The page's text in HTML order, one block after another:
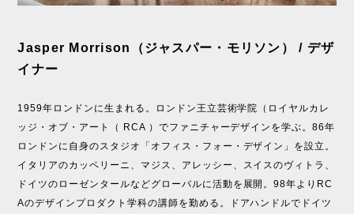
Jasper Morrison（ジャスパー・モリソン） / デザ
イナー
1959年ロンドンに生まれる。ロンドン王立芸術学院（ロイヤルカレ
ッジ・オブ・アート（ RCA ）でファニチャーデザインを学ぶ。86年
ロンドンに自身のスタジオ「オフィス・フォー・デザイン」を設立。
イタリアのカッペリーニ、マジス、アレッシー、スイスのヴィトラ、
ドイツのローゼンタールなどグローバルに活動を展開。98年よりRC
Aのデザインプロダクト学科の講師を勤める。ドアハンドルでドイツ